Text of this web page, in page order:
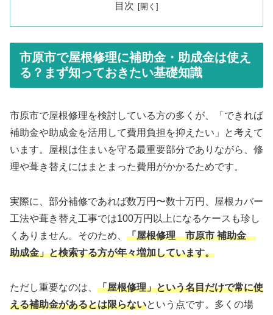
目次
市原市で屋根修理に補助金・助成金は使え
る？まず知っておきたい基礎知識
市原市で屋根修理を検討している方の多くが、「できれば
補助金や助成金を活用して費用負担を抑えたい」と考えて
います。屋根は住まいを守る最重要部分でありながら、修
理や葺き替えにはまとまった費用がかかるためです。
実際に、部分補修であれば数万円〜数十万円、屋根カバー
工法や葺き替え工事では100万円以上になるケースも珍し
くありません。そのため、 「屋根修理 市原市 補助金
助成金」と検索する方が年々増加しています。
ただし重要なのは、 「屋根修理」という名目だけで常に使
える補助金があるとは限らないという点です。多くの場